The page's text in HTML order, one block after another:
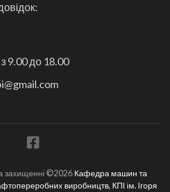
9.00 до 18.00
захищенні ©2026 Кафедра машин та
виробництв, КПІ ім. Ігоря